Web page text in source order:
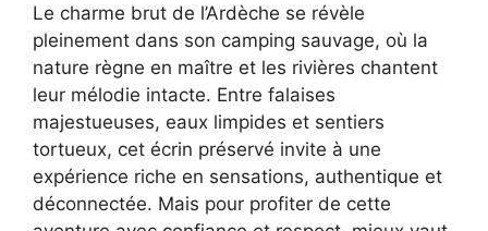
Le charme brut de l’Ardèche se révèle
pleinement dans son camping sauvage, où la
nature règne en maître et les rivières chantent
leur mélodie intacte. Entre falaises
majestueuses, eaux limpides et sentiers
tortueux, cet écrin préservé invite à une
expérience riche en sensations, authentique et
déconnectée. Mais pour profiter de cette